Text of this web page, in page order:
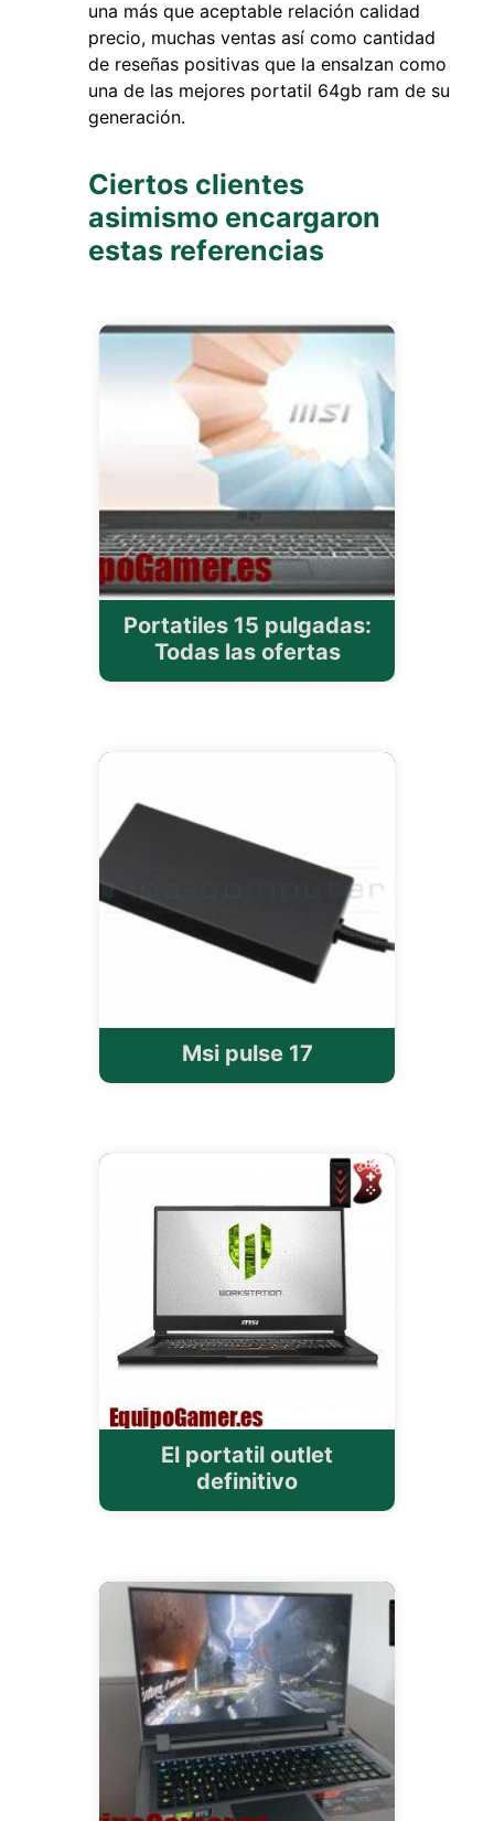
una más que aceptable relación calidad
precio, muchas ventas así como cantidad
de reseñas positivas que la ensalzan como
una de las mejores portatil 64gb ram de su
generación.
Ciertos clientes
asimismo encargaron
estas referencias
Portatiles 15 pulgadas:
Todas las ofertas
Msi pulse 17
El portatil outlet
definitivo